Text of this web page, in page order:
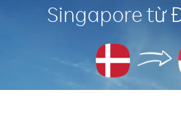
Singapore từ